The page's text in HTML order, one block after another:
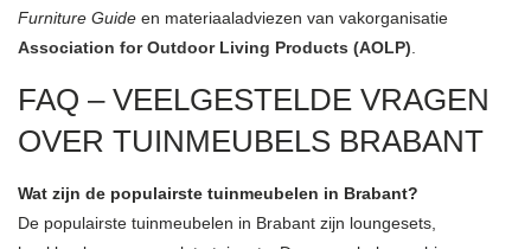
Furniture Guide en materiaaladviezen van vakorganisatie
Association for Outdoor Living Products (AOLP).
FAQ – VEELGESTELDE VRAGEN
OVER TUINMEUBELS BRABANT
Wat zijn de populairste tuinmeubelen in Brabant?
De populairste tuinmeubelen in Brabant zijn loungesets,